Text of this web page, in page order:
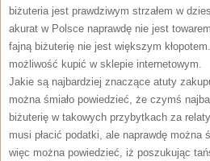
biżuteria jest prawdziwym strzałem w
akurat w Polsce naprawdę nie jest
fajną biżuterię nie jest większym
możliwość kupić w sklepie internetowym.
Jakie są najbardziej znaczące atuty
można śmiało powiedzieć, że czymś
biżuterię w takowych przybytkach za
musi płacić podatki, ale naprawdę
więc można powiedzieć, iż poszukując